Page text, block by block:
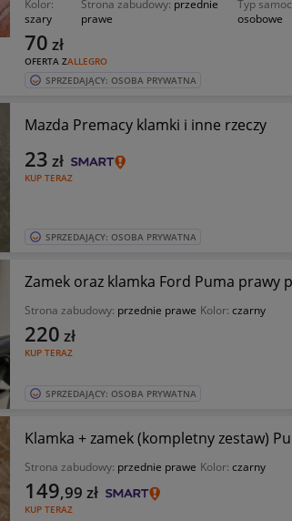
Kolor:
szary
Strona zabudowy: przednie
prawe
Typ
osobowe
OFERTA ZALLEGRO
70 zł
SPRZEDAJĄCY: OSOBA PRYWATNA
Mazda Premacy klamki i inne rzeczy
KUP TERAZ
23 zł
SPRZEDAJĄCY: OSOBA PRYWATNA
Zamek oraz klamka Ford Puma prawy
Strona zabudowy: przednie prawe Kolor: czarny
KUP TERAZ
220 zł
SPRZEDAJĄCY: OSOBA PRYWATNA
Klamka + zamek (kompletny zestaw)
Strona zabudowy: przednie prawe Kolor: czarny
KUP TERAZ
149,99 zł